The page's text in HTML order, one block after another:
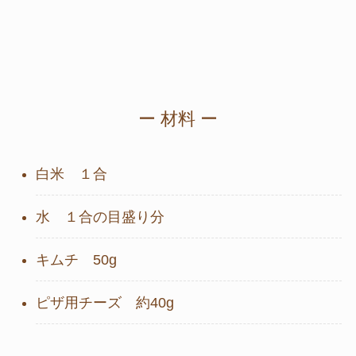
ー 材料 ー
白米 １合
水 １合の目盛り分
キムチ 50g
ピザ用チーズ 約40g